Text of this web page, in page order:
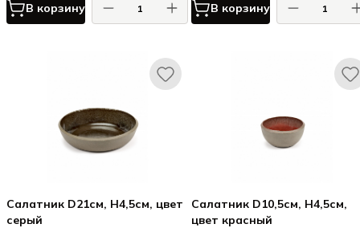
В корзину В корзину
Салатник D21см, H4,5см, цвет
серый
Салатник D10,5см, H4,5см,
цвет красный